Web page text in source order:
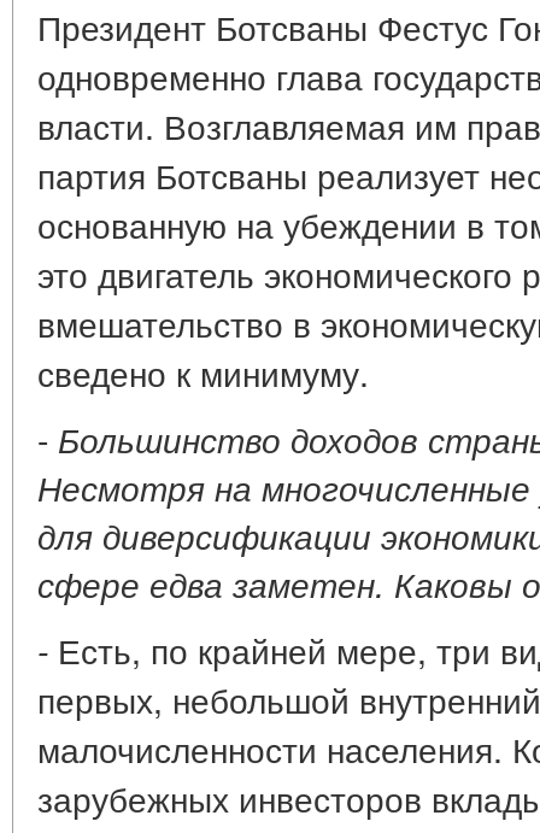
Президент Ботсваны Фестус
одновременно глава
власти. Возглавляемая им
партия Ботсваны реализует
основанную на убеждении в
это двигатель экономического
вмешательство в
сведено к минимуму.
- Большинство доходов
Несмотря на
для диверсификации
сфере едва заметен. Каковы
- Есть, по крайней мере, три
первых, небольшой
малочисленности населения.
зарубежных инвесторов